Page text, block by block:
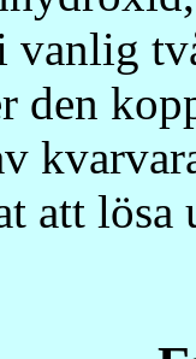
vanlig
den
att lösa